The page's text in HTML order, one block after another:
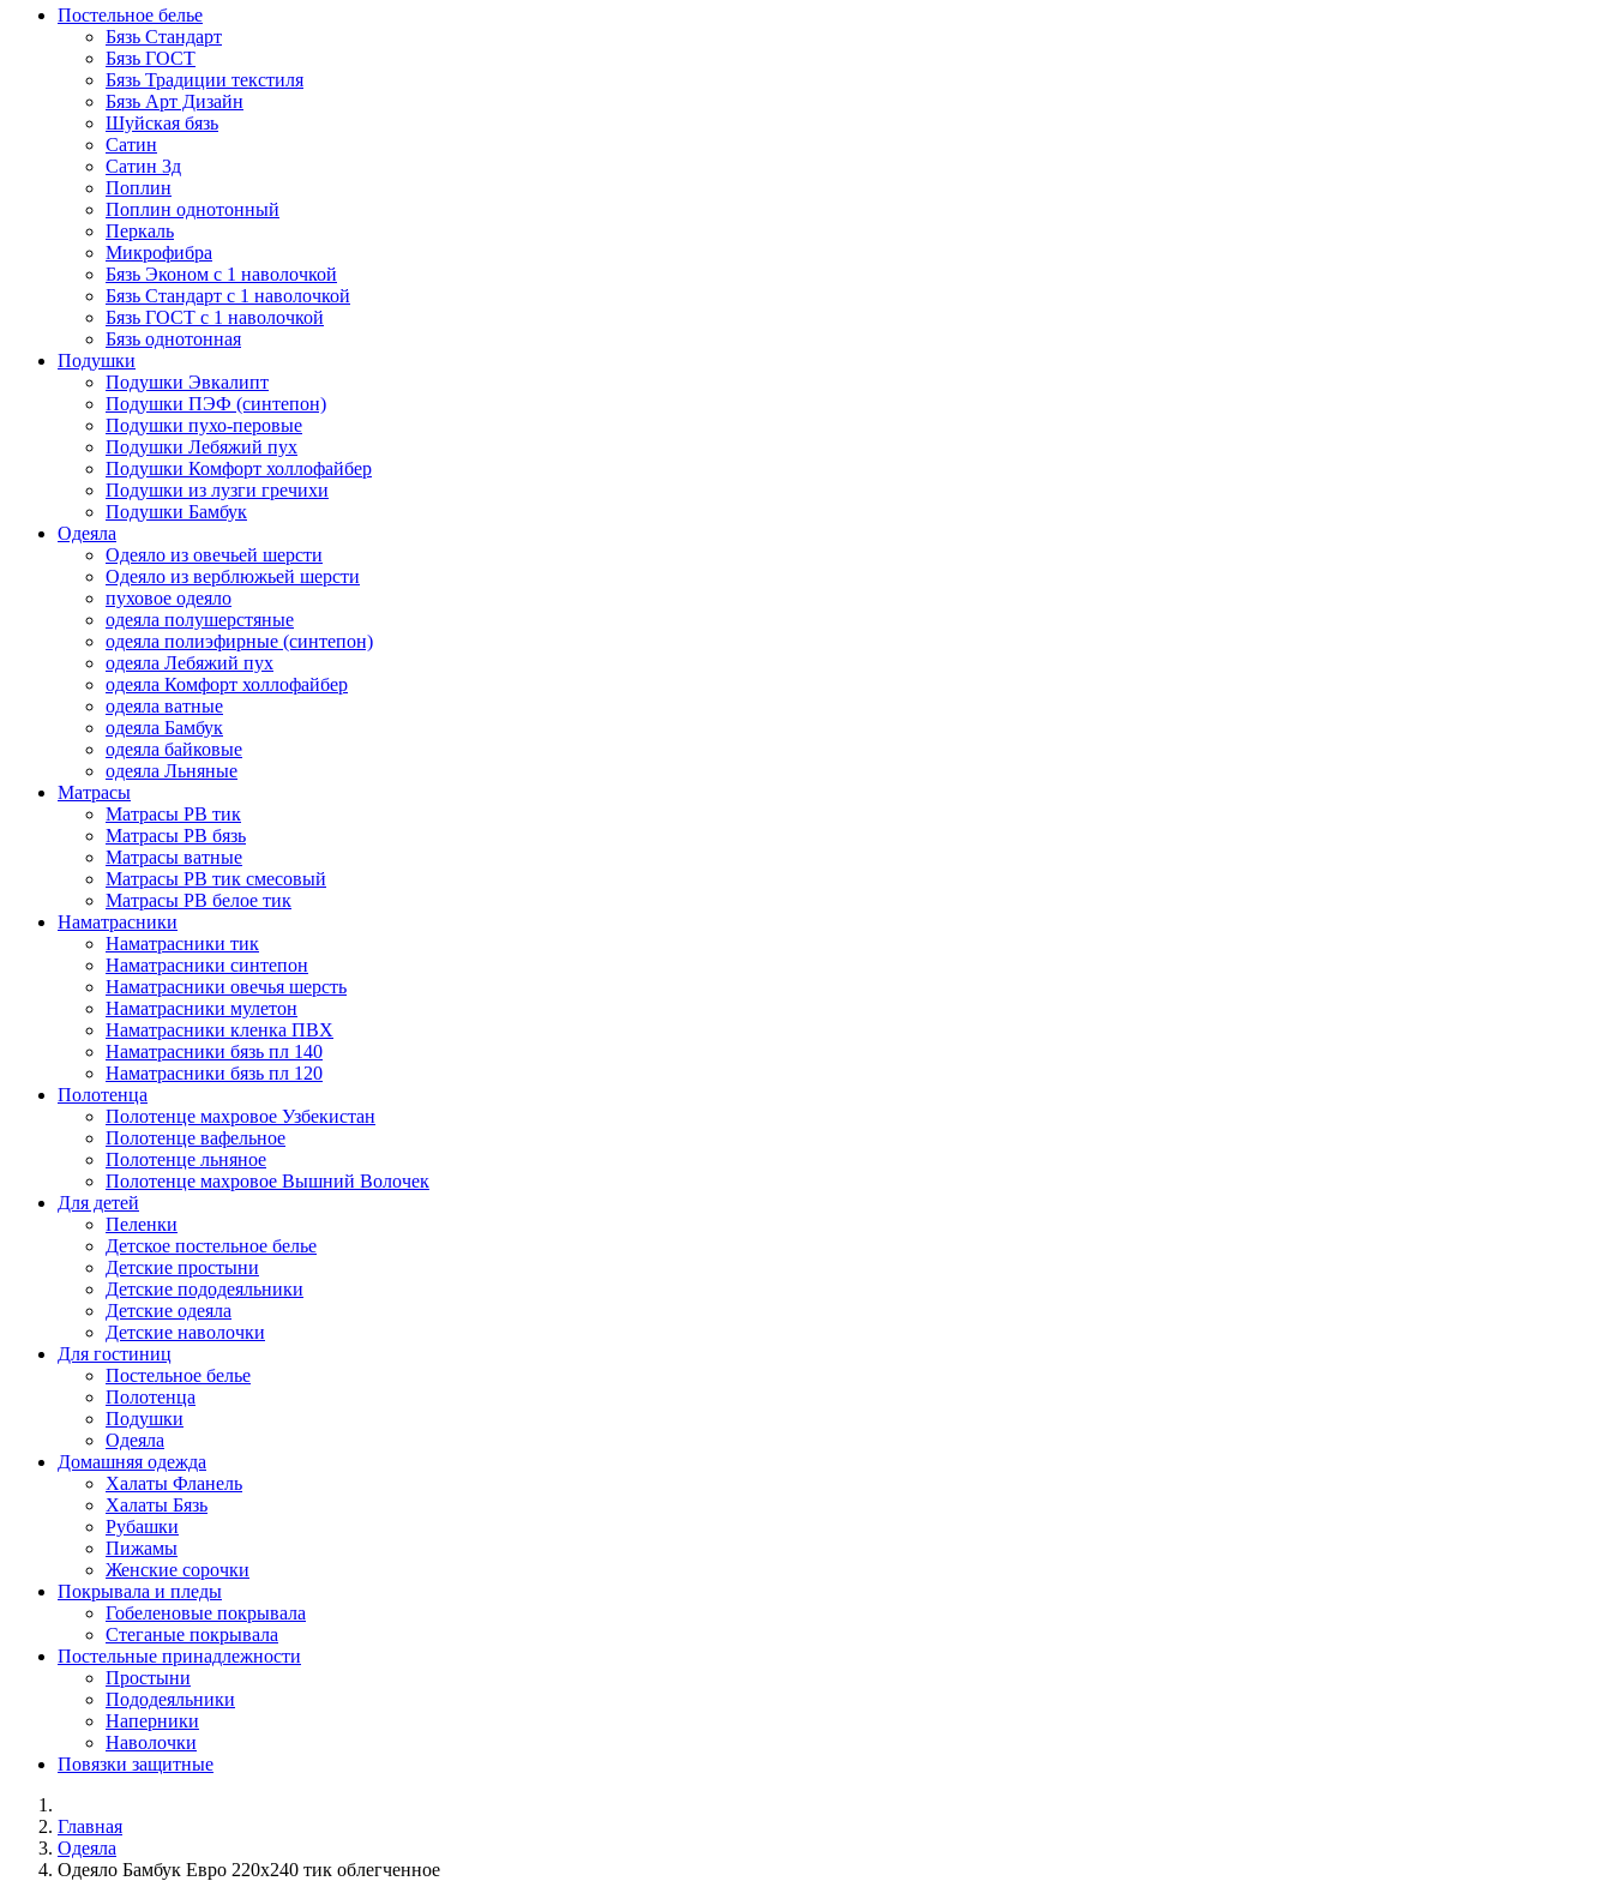
Постельное белье
Бязь Стандарт
Бязь ГОСТ
Бязь Традиции текстиля
Бязь Арт Дизайн
Шуйская бязь
Сатин
Сатин 3д
Поплин
Поплин однотонный
Перкаль
Микрофибра
Бязь Эконом с 1 наволочкой
Бязь Стандарт с 1 наволочкой
Бязь ГОСТ с 1 наволочкой
Бязь однотонная
Подушки
Подушки Эвкалипт
Подушки ПЭФ (синтепон)
Подушки пухо-перовые
Подушки Лебяжий пух
Подушки Комфорт холлофайбер
Подушки из лузги гречихи
Подушки Бамбук
Одеяла
Одеяло из овечьей шерсти
Одеяло из верблюжьей шерсти
пуховое одеяло
одеяла полушерстяные
одеяла полиэфирные (синтепон)
одеяла Лебяжий пух
одеяла Комфорт холлофайбер
одеяла ватные
одеяла Бамбук
одеяла байковые
одеяла Льняные
Матрасы
Матрасы РВ тик
Матрасы РВ бязь
Матрасы ватные
Матрасы РВ тик смесовый
Матрасы РВ белое тик
Наматрасники
Наматрасники тик
Наматрасники синтепон
Наматрасники овечья шерсть
Наматрасники мулетон
Наматрасники кленка ПВХ
Наматрасники бязь пл 140
Наматрасники бязь пл 120
Полотенца
Полотенце махровое Узбекистан
Полотенце вафельное
Полотенце льняное
Полотенце махровое Вышний Волочек
Для детей
Пеленки
Детское постельное белье
Детские простыни
Детские пододеяльники
Детские одеяла
Детские наволочки
Для гостиниц
Постельное белье
Полотенца
Подушки
Одеяла
Домашняя одежда
Халаты Фланель
Халаты Бязь
Рубашки
Пижамы
Женские сорочки
Покрывала и пледы
Гобеленовые покрывала
Стеганые покрывала
Постельные принадлежности
Простыни
Пододеяльники
Наперники
Наволочки
Повязки защитные
Главная
Одеяла
Одеяло Бамбук Евро 220х240 тик облегченное